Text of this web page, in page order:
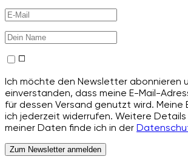
Ich möchte den Newsletter abonnieren
einverstanden, dass meine E-Mail-
für dessen Versand genutzt wird. Meine
ich jederzeit widerrufen. Weitere
meiner Daten finde ich in der
Zum Newsletter anmelden